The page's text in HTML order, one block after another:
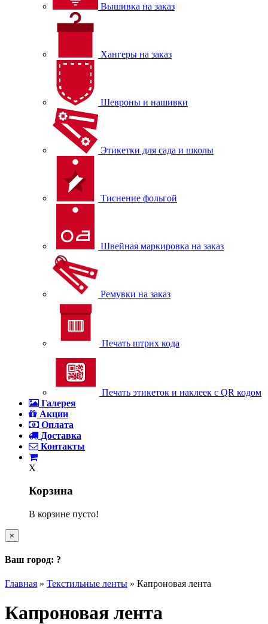
Вышивка на заказ
Хангеры на заказ
Шевроны и нашивки
Этикетки для сада и школы
Тиснение фольгой
Швейная маркировка на заказ
Ремувки на заказ
Печать штрих кода
Печать этикеток и наклеек с QR кодом
Галерея
Акции
Оплата
Доставка
Контакты
X
Корзина
В корзине пусто!
×
Ваш город: ?
Главная » Текстильные ленты » Капроновая лента
Капроновая лента